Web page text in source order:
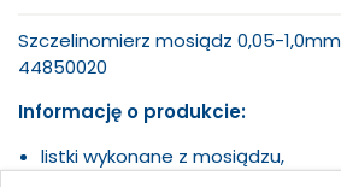
Szczelinomierz mosiądz 0,05-1,0mm
44850020
Informację o produkcie:
listki wykonane z mosiądzu,